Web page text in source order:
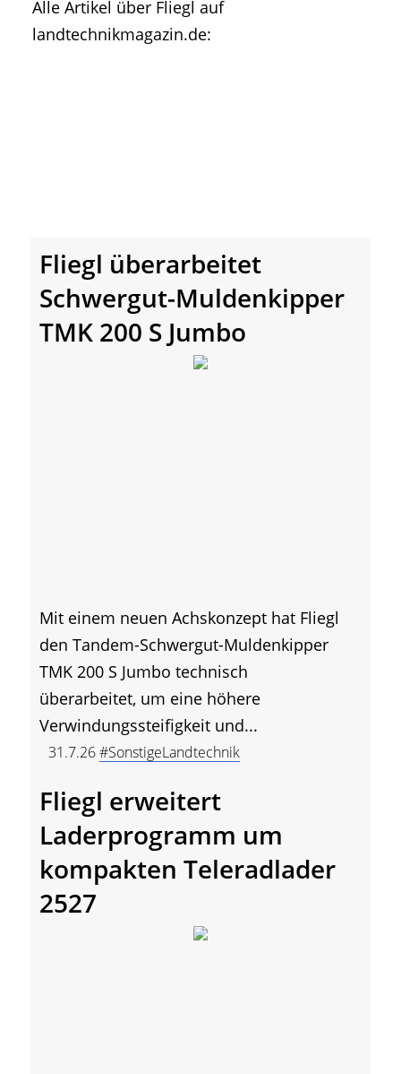
• Geschichte und Geschichten
• Messen und Veranstaltungen
Alle Artikel über Fliegl auf
landtechnikmagazin.de:
Fliegl überarbeitet
Schwergut-Muldenkipper
TMK 200 S Jumbo
Mit einem neuen Achskonzept hat Fliegl
den Tandem-Schwergut-Muldenkipper
TMK 200 S Jumbo technisch
überarbeitet, um eine höhere
Verwindungssteifigkeit und...
31.7.26#SonstigeLandtechnik
Fliegl erweitert
Laderprogramm um
kompakten Teleradlader
2527